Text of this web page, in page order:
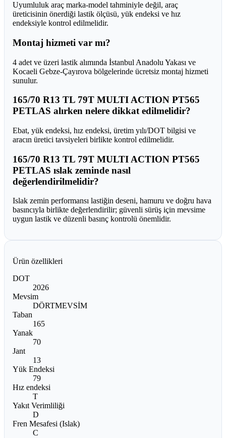
Uyumluluk araç marka-model tahminiyle değil, araç
üreticisinin önerdiği lastik ölçüsü, yük endeksi ve hız
endeksiyle kontrol edilmelidir.
Montaj hizmeti var mı?
4 adet ve üzeri lastik alımında İstanbul Anadolu Yakası ve
Kocaeli Gebze-Çayırova bölgelerinde ücretsiz montaj hizmeti
sunulur.
165/70 R13 TL 79T MULTI ACTION PT565
PETLAS alırken nelere dikkat edilmelidir?
Ebat, yük endeksi, hız endeksi, üretim yılı/DOT bilgisi ve
aracın üretici tavsiyeleri birlikte kontrol edilmelidir.
165/70 R13 TL 79T MULTI ACTION PT565
PETLAS ıslak zeminde nasıl
değerlendirilmelidir?
Islak zemin performansı lastiğin deseni, hamuru ve doğru hava
basıncıyla birlikte değerlendirilir; güvenli sürüş için mevsime
uygun lastik ve düzenli basınç kontrolü önemlidir.
Ürün özellikleri
DOT
2026
Mevsim
DÖRTMEVSİM
Taban
165
Yanak
70
Jant
13
Yük Endeksi
79
Hız endeksi
T
Yakıt Verimliliği
D
Fren Mesafesi (Islak)
C